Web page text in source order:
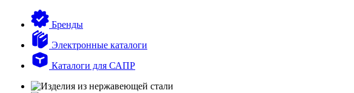
Бренды
Электронные каталоги
Каталоги для САПР